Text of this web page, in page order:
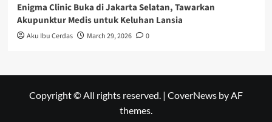
Enigma Clinic Buka di Jakarta Selatan, Tawarkan
Akupunktur Medis untuk Keluhan Lansia
Aku Ibu Cerdas March 29, 2026 0
Copyright © All rights reserved. | CoverNews by AF
themes.